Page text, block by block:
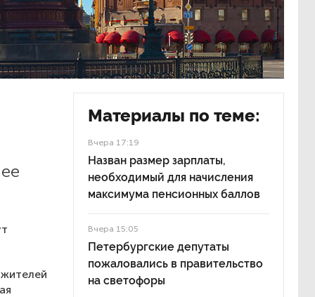
Материалы по теме:
Вчера 17:19
Назван размер зарплаты,
необходимый для начисления
максимума пенсионных баллов
Вчера 15:05
Петербургские депутаты
пожаловались в правительство
на светофоры